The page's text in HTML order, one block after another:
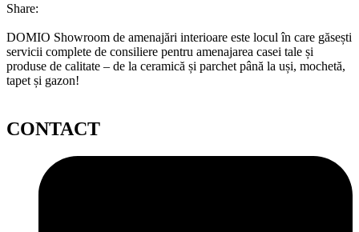
Share:
DOMIO Showroom de amenajări interioare este locul în care găsești
servicii complete de consiliere pentru amenajarea casei tale și
produse de calitate – de la ceramică și parchet până la uși, mochetă,
tapet și gazon!
CONTACT